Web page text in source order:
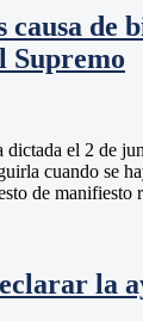
causa de
Supremo
el 2 de
cuando se
de manifiesto
la